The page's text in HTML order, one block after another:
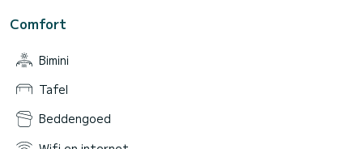
Comfort
Bimini
Tafel
Beddengoed